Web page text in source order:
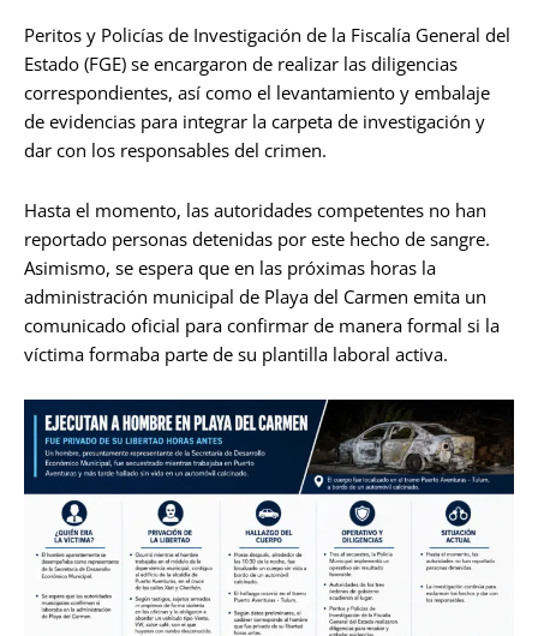
Peritos y Policías de Investigación de la Fiscalía General del
Estado (FGE) se encargaron de realizar las diligencias
correspondientes, así como el levantamiento y embalaje
de evidencias para integrar la carpeta de investigación y
dar con los responsables del crimen.
Hasta el momento, las autoridades competentes no han
reportado personas detenidas por este hecho de sangre.
Asimismo, se espera que en las próximas horas la
administración municipal de Playa del Carmen emita un
comunicado oficial para confirmar de manera formal si la
víctima formaba parte de su plantilla laboral activa.